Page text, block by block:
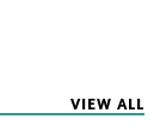
VIEW ALL